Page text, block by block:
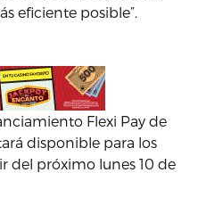
eficiente posible”.
Flexi Pay de
disponible para los
del próximo lunes 10 de